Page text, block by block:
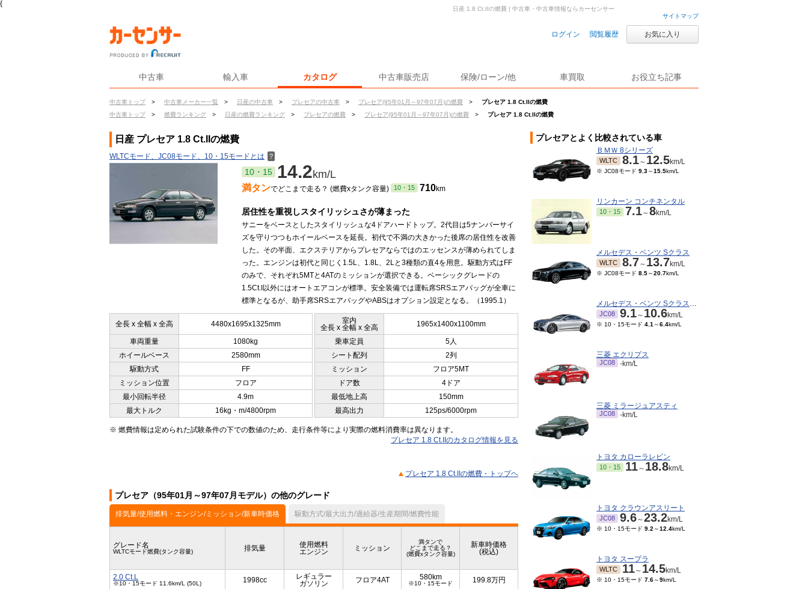
{
サイトマップ
ログイン 閲覧履歴 お気に入り
中古車 輸入車 カタログ 中古車販売店 保険/ローン/他 車買取 お役立ち記事
中古車トップ > 中古車メーカー一覧 > 日産の中古車 > プレセアの中古車 > プレセア(95年01月～97年07月)の燃費 >
プレセア 1.8 Ct.IIの燃費
中古車トップ
> 燃費ランキング > 日産の燃費ランキング > プレセアの燃費 > プレセア(95年01月～97年07月)の燃費 > プレセア 1.8 Ct.IIの燃費
日産 1.8 Ct.IIの燃費 | 中古車・中古車情報ならカーセンサー
日産 プレセア 1.8 Ct.IIの燃費
WLTCモード、JC08モード、10・15モードとは ？
10・15 14.2km/L
満タンでどこまで走る？ (燃費xタンク容量) 10・15 710km
居住性を重視しスタイリッシュさが薄まった
サニーをベースとしたスタイリッシュな4ドアハードトップ。2代目は5ナンバーサイ
ズを守りつつもホイールベースを延長。初代で不満の大きかった後席の居住性を改善
した。その半面、エクステリアからプレセアならではのエッセンスが薄められてしま
った。エンジンは初代と同じく1.5L、1.8L、2Lと3種類の直4を用意。駆動方式はFF
のみで、それぞれ5MTと4ATのミッションが選択できる。ベーシックグレードの
1.5Ct.I以外にはオートエアコンが標準。安全装備では運転席SRSエアバッグが全車に
標準となるが、助手席SRSエアバッグやABSはオプション設定となる。（1995.1）
全長 x 全幅 x 全高 4480x1695x1325mm
室内
全長 x 全幅 x 全高
1965x1400x1100mm
車両重量 1080kg 乗車定員
5人
ホイールベース
2580mm シート配列
2列
駆動方式
FF ミッション
フロア5MT
ミッション位置
フロア ドア数
4ドア
最小回転半径
4.9m 最低地上高
150mm
最大トルク
16kg・m/4800rpm 最高出力 125ps/6000rpm
※ 燃費情報は定められた試験条件の下での数値のため、走行条件等により実際の燃料消費率は異なります。
プレセア 1.8 Ct.IIのカタログ情報を見る
プレセア 1.8 Ct.IIの燃費・トップヘ
プレセア（95年01月～97年07月モデル）の他のグレード
排気量/使用燃料・エンジン/ミッション/新車時価格 駆動方式/最大出力/過給器/生産期間/燃費性能
グレード名
WLTCモード燃費(タンク容量) 排気量
使用燃料
エンジン
ミッション
満タンで
どこまで走る？
(燃費xタンク容量)
新車時価格
(税込)
2.0 Ct.L
※10・15モード 11.6km/L (50L) 1998cc
レギュラー
ガソリン
フロア4AT 580km
※10・15モード 199.8万円
プレセアとよく比較されている車
ＢＭＷ 8シリーズ
WLTC 8.1～ 12.5km/L
※ JC08モード 9.3～15.5km/L
リンカーン コンチネンタル
10・15 7.1～8km/L
メルセデス・ベンツ Sクラス
WLTC 8.7～ 13.7km/L
※ JC08モード 8.5～20.7km/L
メルセデス・ベンツ Sクラスクーペ
JC08 9.1～ 10.6km/L
※ 10・15モード 4.1 ～6.4km/L
三菱 エクリプス
JC08 -km/L
三菱 ミラージュアスティ
JC08 -km/L
トヨタ カローラレビン
10・15 11～ 18.8km/L
トヨタ クラウンアスリート
JC08 9.6～23.2km/L
※ 10・15モード 9.2 ～12.4km/L
トヨタ スープラ
WLTC 11～ 14.5km/L
※ 10・15モード 7.6～9km/L